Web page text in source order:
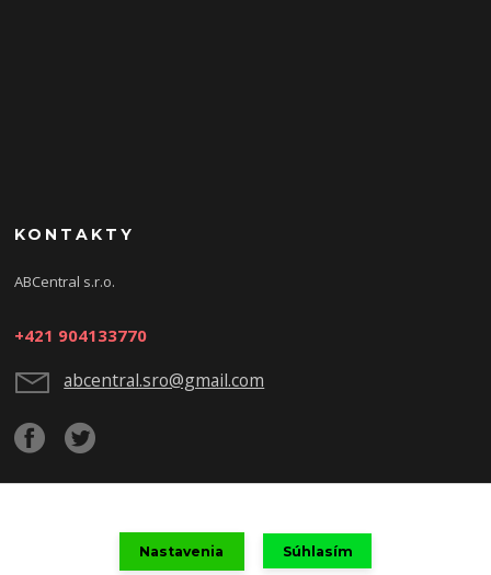
KONTAKTY
ABCentral s.r.o.
+421 904133770
abcentral.sro@gmail.com
Upravit sběr cookies.
Nastavenia Súhlasím